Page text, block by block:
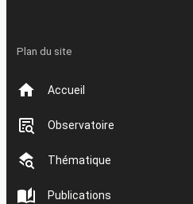
Plan du site
Accueil
Observatoire
Thématique
Publications